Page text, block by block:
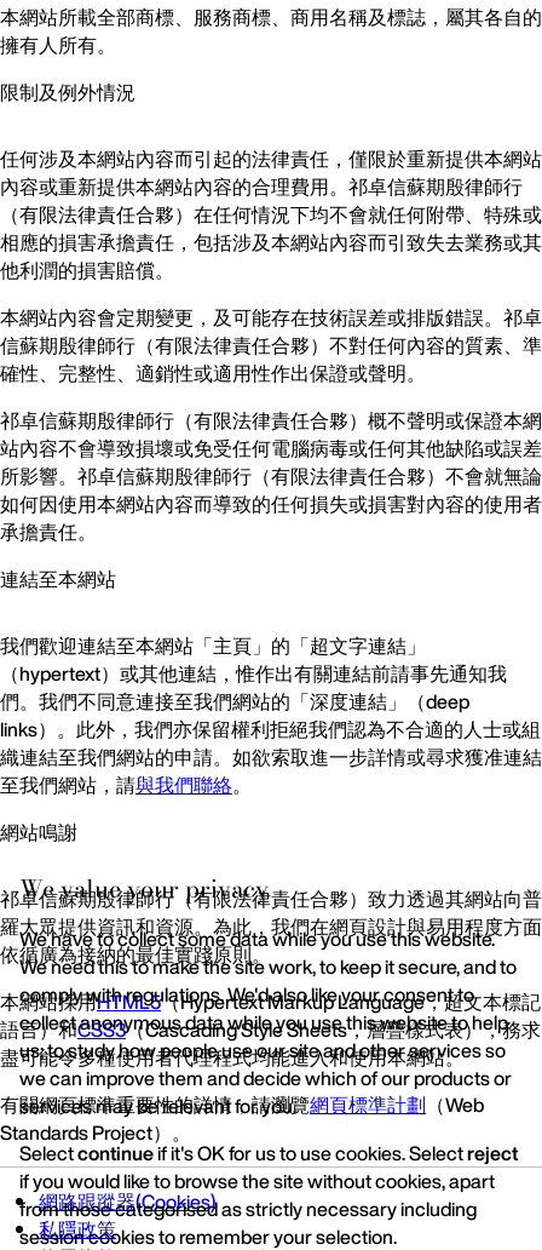
本網站所載全部商標、服務商標、商用名稱及標誌，屬其各自的
擁有人所有。
限制及例外情況
任何涉及本網站內容而引起的法律責任，僅限於重新提供本網站
內容或重新提供本網站內容的合理費用。祁卓信蘇期殷律師行
（有限法律責任合夥）在任何情況下均不會就任何附帶、特殊或
相應的損害承擔責任，包括涉及本網站內容而引致失去業務或其
他利潤的損害賠償。
本網站內容會定期變更，及可能存在技術誤差或排版錯誤。祁卓
信蘇期殷律師行（有限法律責任合夥）不對任何內容的質素、準
確性、完整性、適銷性或適用性作出保證或聲明。
祁卓信蘇期殷律師行（有限法律責任合夥）概不聲明或保證本網
站內容不會導致損壞或免受任何電腦病毒或任何其他缺陷或誤差
所影響。祁卓信蘇期殷律師行（有限法律責任合夥）不會就無論
如何因使用本網站內容而導致的任何損失或損害對內容的使用者
承擔責任。
連結至本網站
我們歡迎連結至本網站「主頁」的「超文字連結」
（hypertext）或其他連結，惟作出有關連結前請事先通知我
們。我們不同意連接至我們網站的「深度連結」（deep
links）。此外，我們亦保留權利拒絕我們認為不合適的人士或組
織連結至我們網站的申請。如欲索取進一步詳情或尋求獲准連結
至我們網站，請與我們聯絡。
網站鳴謝
祁卓信蘇期殷律師行（有限法律責任合夥）致力透過其網站向普
羅大眾提供資訊和資源。為此，我們在網頁設計與易用程度方面
依循廣為接納的最佳實踐原則。
本網站採用HTML5（Hypertext Markup Language，超文本標記
語言）和CSS3（Cascading Style Sheets，層疊樣式表），務求
盡可能令多種使用者代理程式均能進入和使用本網站。
有關網頁標準重要性的詳情，請瀏覽網頁標準計劃 （Web
Standards Project）。
網路跟蹤器(Cookies)
私隱政策
We value your privacy
We have to collect some data while you use this website.
We need this to make the site work, to keep it secure, and to
comply with regulations. We'd also like your consent to
collect anonymous data while you use this website to help
us; to study how people use our site and other services so
we can improve them and decide which of our products or
services may be relevant for you.
Selectcontinueif it's OK for us to use cookies. Selectreject
if you would like to browse the site without cookies, apart
from those categorised as strictly necessary including
session cookies to remember your selection.